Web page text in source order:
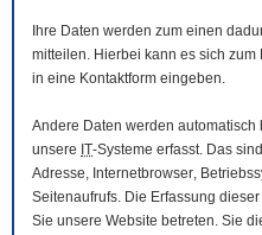
Ihre Daten werden zum einen
mitteilen. Hierbei kann es sich
in eine Kontaktform eingeben.
Andere Daten werden automatisch
unsere IT-Systeme erfasst. Das
Adresse, Internetbrowser,
Seitenaufrufs. Die Erfassung
Sie unsere Website betreten. Sie